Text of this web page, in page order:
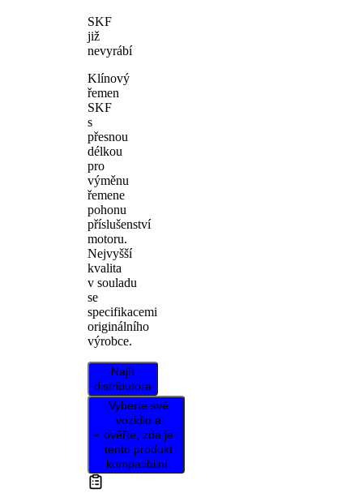
SKF
již
nevyrábí
Klínový
řemen
SKF
s
přesnou
délkou
pro
výměnu
řemene
pohonu
příslušenství
motoru.
Nejvyšší
kvalita
v souladu
se
specifikacemi
originálního
výrobce.
Najít
distributora
Vyberte své
vozidlo a
ověřte, zda je
tento produkt
kompatibilní.